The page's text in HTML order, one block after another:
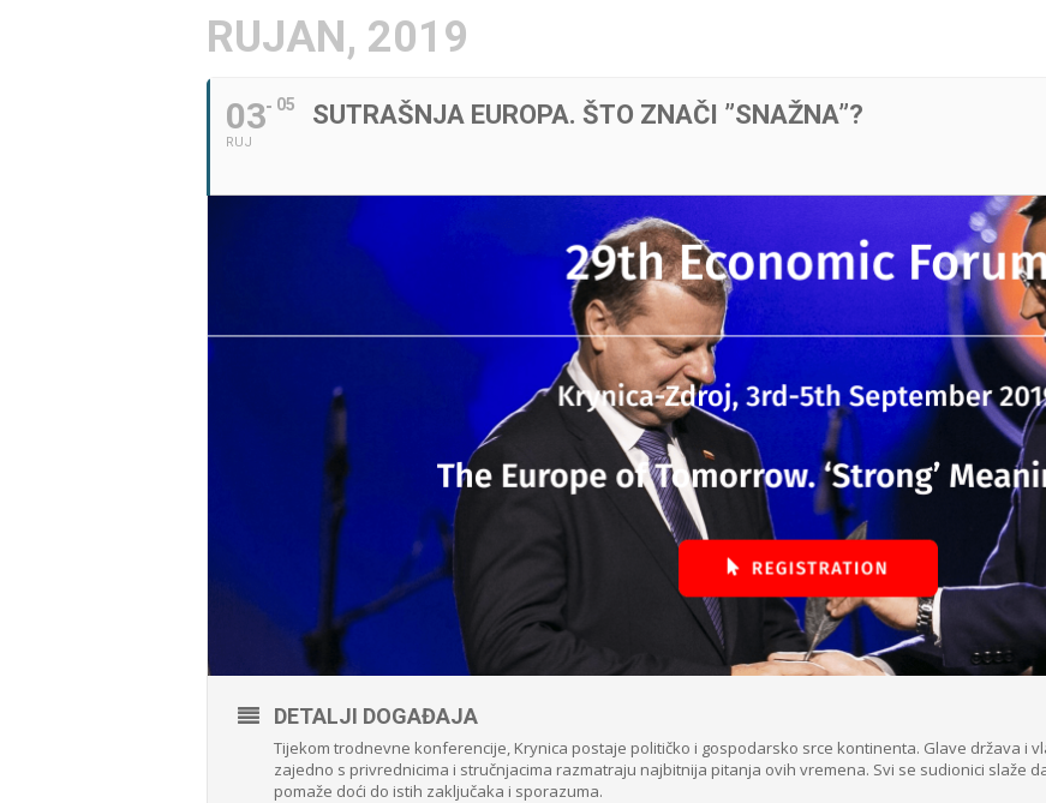
RUJAN, 2019
03
RUJ
05 SUTRAŠNJA EUROPA. ŠTO ZNAČI ”SNAŽNA”?
DETALJI DOGAĐAJA
Tijekom trodnevne konferencije, Krynica postaje političko i gospodarsko srce kontinenta. Glave država i
zajedno s privrednicima i stručnjacima razmatraju najbitnija pitanja ovih vremena. Svi se sudionici slaže
pomaže doći do istih zaključaka i sporazuma.